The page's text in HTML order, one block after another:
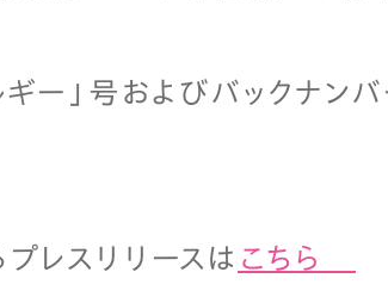
ー」号およびバックナン
レスリリースは こちら